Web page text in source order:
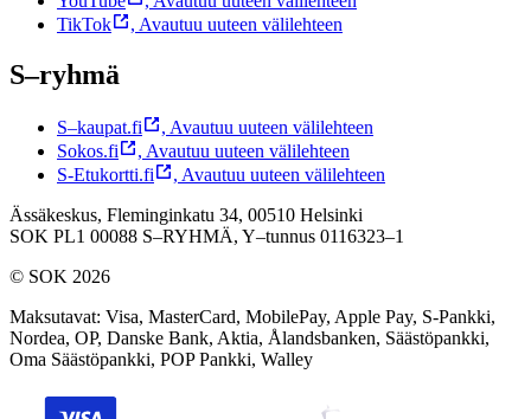
TikTok
, Avautuu uuteen välilehteen
S–ryhmä
S–kaupat.fi , Avautuu uuteen välilehteen
Sokos.fi
, Avautuu uuteen välilehteen
S-Etukortti.fi
, Avautuu uuteen välilehteen
Ässäkeskus, Fleminginkatu 34, 00510 Helsinki
SOK PL1 00088 S–RYHMÄ, Y–tunnus 0116323–1
© SOK 2026
Maksutavat: Visa, MasterCard, MobilePay, Apple Pay, S-Pankki,
Nordea, OP, Danske Bank, Aktia, Ålandsbanken, Säästöpankki,
Oma Säästöpankki, POP Pankki, Walley